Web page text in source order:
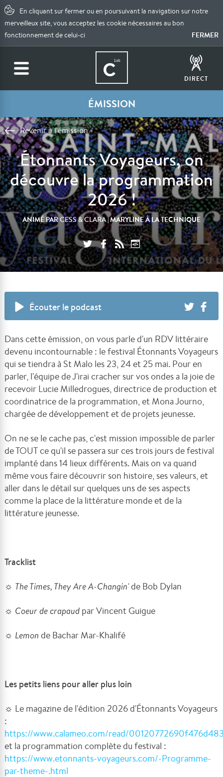
En cliquant sur fermer ou en poursuivant la navigation sur notre
merveilleux site, vous acceptez les cookie nécessaires au bon
fonctionnement de celui-ci
FERMER
DIRECT
ÉMISSION
Revenir à l'émission
Étonnants Voyageurs, on
découvre la programmation
2026 !
ANIMÉ PARCESS & CLARA| MARYLINE À LA TECHNIQUE
Écouter le podcast
Dans cette émission, on vous parle d'un RDV littéraire
devenu incontournable : le festival Étonnants Voyageurs
qui se tiendra à St Malo les 23, 24 et 25 mai. Pour en
parler, l'équipe de J'irai cracher sur vos ondes a la joie de
recevoir Lucie Milledrogues, directrice de production et
coordinatrice de la programmation, et Mona Journo,
chargée de développement et de projets jeunesse.
On ne se le cache pas, c'est mission impossible de parler
de TOUT ce qu'il se passera sur ces trois jours de festival
implanté dans 14 lieux différents. Mais on va quand
même vous faire découvrir son histoire, ses valeurs, et
aller dans le détail sur quelques uns de ses aspects
comme la place de la littérature monde et de la
littérature jeunesse.
Tracklist
☼ The Times, They Are A-Changin'de Bob Dylan
☼ Coeur de crapaud par Vincent Guigue
☼ Lemon de Bachar Mar-Khalifé
Les petits liens pour aller plus loin
☼ Le magazine de l'édition 2026 d'Étonnants Voyageurs
:
https://www.calameo.com/read/
et la programmation complète du festival :
https://www.etonnants-voyageurs.com/-Programme-
par-theme-.html